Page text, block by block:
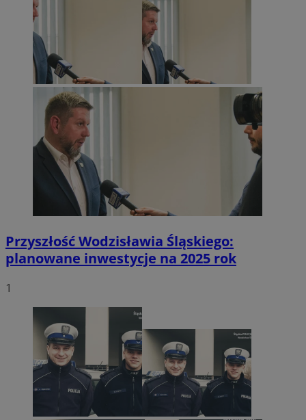
Przyszłość Wodzisławia Śląskiego:
planowane inwestycje na 2025 rok
1